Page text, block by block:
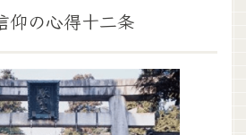
仰の心得十二条